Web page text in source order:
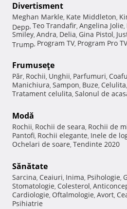
Divertisment
Meghan Markle, Kate Middleton,
Depp, Teo Trandafir, Angelina Jolie,
Smiley, Andra, Delia, Gina Pistol,
Trump, Program TV, Program Pro TV
Frumuseţe
Păr, Rochii, Unghii, Parfumuri,
Manichiura, Sampon, Buze, Celulita,
Tratament celulita, Salonul de
Modă
Rochii, Rochii de seara, Rochii de
Pantofi, Rochii elegante, Inele de
Ochelari de soare, Tendinte 2020
Sănătate
Sarcina, Ceaiuri, Inima, Psihologie,
Stomatologie, Colesterol,
Cardiologie, Oftalmologie, Avort,
Psihiatrie